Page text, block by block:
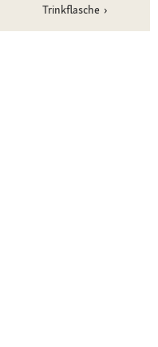
Trinkflasche